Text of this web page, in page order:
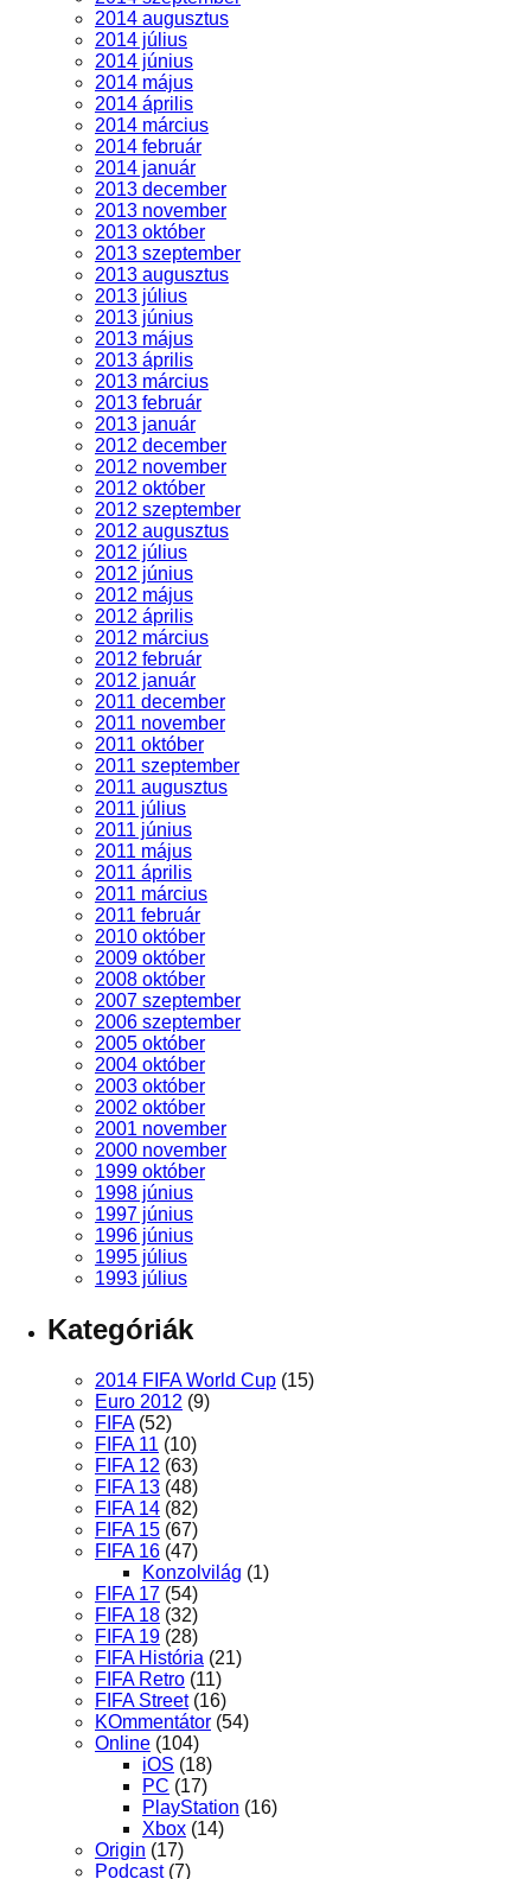
2014 augusztus
2014 július
2014 június
2014 május
2014 április
2014 március
2014 február
2014 január
2013 december
2013 november
2013 október
2013 szeptember
2013 augusztus
2013 július
2013 június
2013 május
2013 április
2013 március
2013 február
2013 január
2012 december
2012 november
2012 október
2012 szeptember
2012 augusztus
2012 július
2012 június
2012 május
2012 április
2012 március
2012 február
2012 január
2011 december
2011 november
2011 október
2011 szeptember
2011 augusztus
2011 július
2011 június
2011 május
2011 április
2011 március
2011 február
2010 október
2009 október
2008 október
2007 szeptember
2006 szeptember
2005 október
2004 október
2003 október
2002 október
2001 november
2000 november
1999 október
1998 június
1997 június
1996 június
1995 július
1993 július
Kategóriák
2014 FIFA World Cup (15)
Euro 2012 (9)
FIFA(52)
FIFA 11 (10)
FIFA 12 (63)
FIFA 13 (48)
FIFA 14 (82)
FIFA 15 (67)
FIFA 16 (47)
Konzolvilág (1)
FIFA 17 (54)
FIFA 18 (32)
FIFA 19 (28)
FIFA História (21)
FIFA Retro (11)
FIFA Street(16)
KOmmentátor (54)
Online (104)
iOS (18)
PC (17)
PlayStation (16)
Xbox (14)
Origin (17)
Podcast(7)